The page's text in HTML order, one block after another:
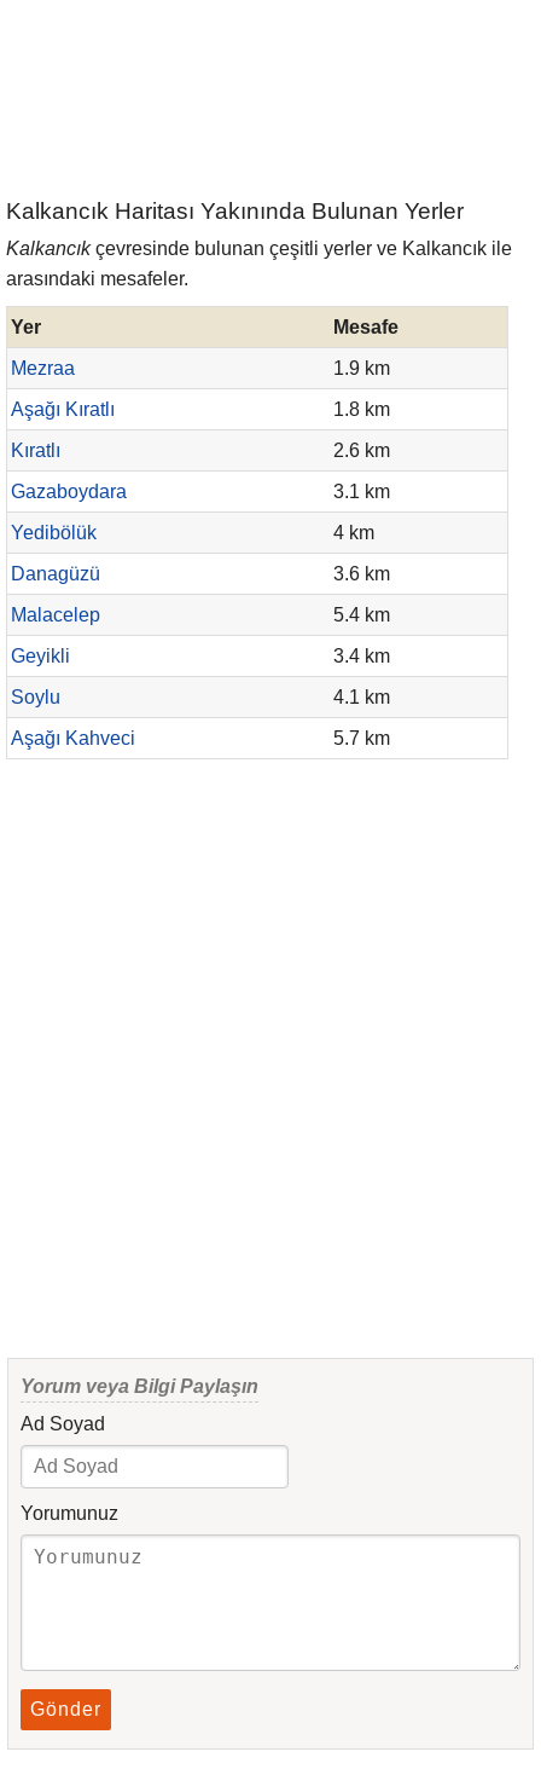
Kalkancık Haritası Yakınında Bulunan Yerler
Kalkancıkçevresinde bulunan çeşitli yerler ve Kalkancık ile
arasındaki mesafeler.
Yer
Mesafe
Mezraa
1.9 km
Aşağı Kıratlı
1.8 km
Kıratlı
2.6 km
Gazaboydara
3.1 km
Yedibölük
4 km
Danagüzü
3.6 km
Malacelep
5.4 km
Geyikli
3.4 km
Soylu
4.1 km
Aşağı Kahveci
5.7 km
Yorum veya Bilgi Paylaşın
Ad Soyad
Yorumunuz
Gönder